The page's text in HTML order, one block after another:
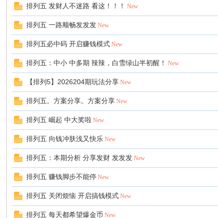
彩
排列五 发财人不迷路 看这！！！ New
排列五 一路顺畅发发发 New
排列五必中码 开启赚钱模式 New
排列五：中小 中多期 辣辣，白雪绿山半初醒！ New
【排列5】2026204期玩法分享 New
排列五。方案分享。方案分享 New
排列五 崛起 中大奖啦 New
排列五 向钱冲肤浅又快乐 New
排列五：本期分析 分享发财 发发发 New
排列五 赚钱脚步不能停 New
排列五 关闭烦恼 开启搞钱模式 New
排列五 每天都希望爆金币 New